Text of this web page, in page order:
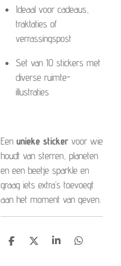
Ideaal voor cadeaus,
traktaties of
verrassingspost
Set van 10 stickers met
diverse ruimte-
illustraties
Een unieke sticker voor wie
houdt van sterren, planeten
en een beetje sparkle en
graag iets extra’s toevoegt
aan het moment van geven.
D
D
S
D